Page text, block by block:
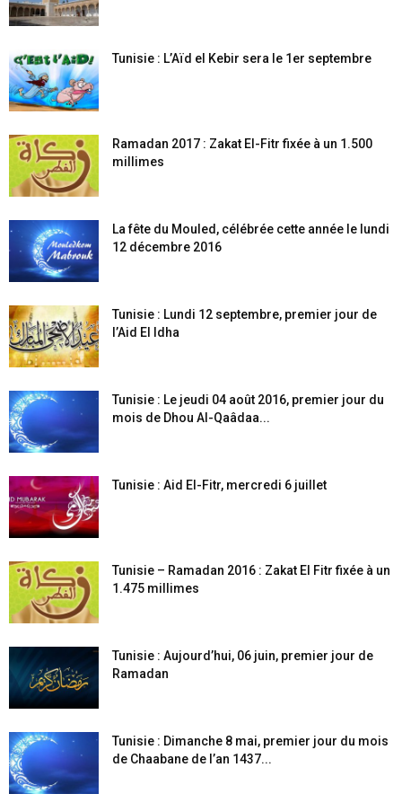
Tunisie : L’Aïd el Kebir sera le 1er septembre
Ramadan 2017 : Zakat El-Fitr fixée à un 1.500
millimes
La fête du Mouled, célébrée cette année le lundi
12 décembre 2016
Tunisie : Lundi 12 septembre, premier jour de
l’Aid El Idha
Tunisie : Le jeudi 04 août 2016, premier jour du
mois de Dhou Al-Qaâdaa...
Tunisie : Aid El-Fitr, mercredi 6 juillet
Tunisie – Ramadan 2016 : Zakat El Fitr fixée à un
1.475 millimes
Tunisie : Aujourd’hui, 06 juin, premier jour de
Ramadan
Tunisie : Dimanche 8 mai, premier jour du mois
de Chaabane de l’an 1437...